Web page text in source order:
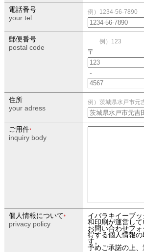
電話番号
your tel
例）1234-56-7890
郵便番号
postal code
例）123
〒
-
住所
your adress
例）茨城県水戸市元
ご用件*
inquiry body
個人情報について*
privacy policy
イバラキイーブ
和印刷が運営して
お問い合わせフ
得する個人情報
す。
予めご承諾の上、